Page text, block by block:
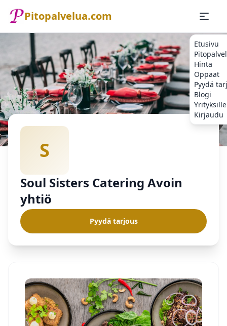
Pitopalvelua.com
Etusivu
Hinta
Oppaat
Pyydä
Blogi
Yrityksille
Kirjaudu
Etusivu
Pitopalvelu Soul Sisters Catering Avoin yhtiö
S
Soul Sisters Catering Avoin
yhtiö
Pyydä tarjous